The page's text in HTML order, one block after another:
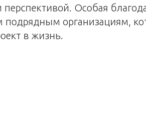
Особая
подрядным организациям,
в жизнь.